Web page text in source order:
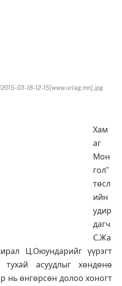
03-18-12-15[www.urlag.mn].jpg
Хам
аг
Мон
гол”
төсл
ийн
удир
дагч
С.Жа
Ц.Оюундарийг үүрэгт
асуудлыг хөндөнө
нь өнгөрсөн долоо хоногт